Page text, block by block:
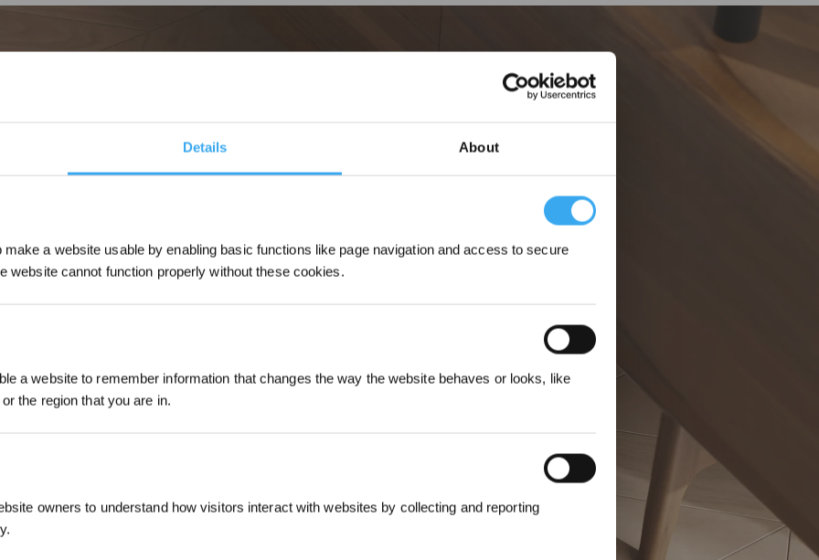
Details About
a website usable by enabling basic functions like page navigation and access to secure
website cannot function properly without these cookies.
a website to remember information that changes the way the website behaves or looks, like
the region that you are in.
owners to understand how visitors interact with websites by collecting and reporting
Iscriviti per vincere